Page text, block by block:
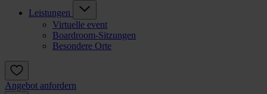
Leistungen
Virtuelle event
Boardroom-Sitzungen
Besondere Orte
Angebot anfordern